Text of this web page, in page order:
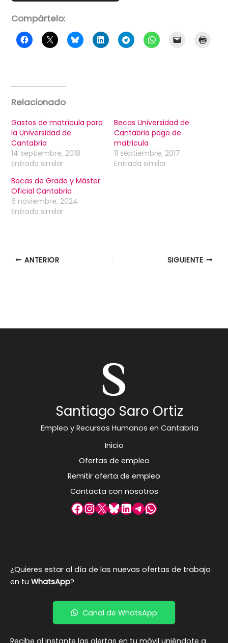
Compártelo:
Relacionado
Gastos de matrícula para
la Universidad de
Cantabria
14 septiembre, 2018
Entrada similar
Becas Universidad de
Cantabria pago de
matricula
11 septiembre, 2017
Entrada similar
Becas de Grado y Máster
Oficial Cantabria
6 noviembre, 2024
Entrada similar
ANTERIOR SIGUIENTE
Santiago Saro Ortiz
Empleo y Recursos Humanos en Cantabria
Inicio
Ofertas de empleo
Remitir oferta de empleo
Contacta con nosotros
Facebook
Instagram
X Bluesky
LinkedIn
Telegram
WhatsApp
¿Quieres estar al día de las nuevas ofertas de trabajo
en tu WhatsApp?
Canal de WhatsApp